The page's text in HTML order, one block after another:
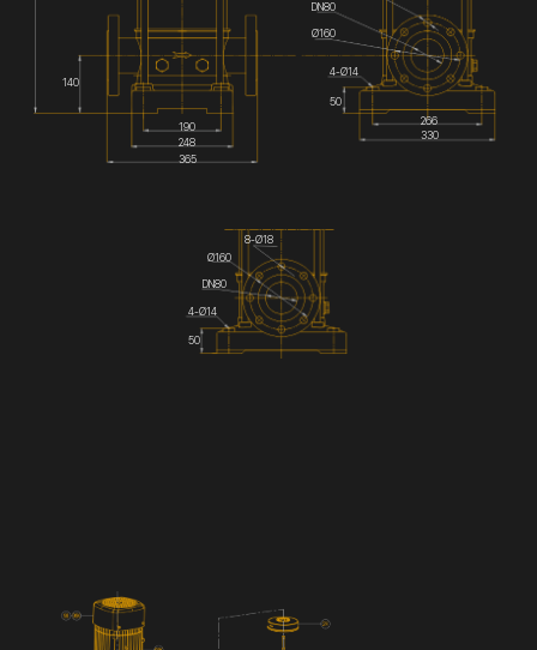
DN80
140
190
248
365
266
330
50
4-Ø14
Ø160
DN80
8-Ø18
Ø160
4-Ø14
50